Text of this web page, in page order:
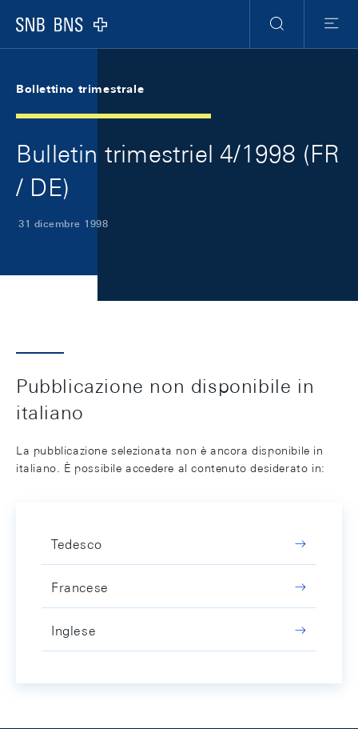
Logo
Ricerca
Menu
Bollettino trimestrale
Bulletin trimestriel 4/1998 (FR
/ DE)
31 dicembre 1998
Pubblicazione non disponibile in
italiano
La pubblicazione selezionata non è ancora disponibile in
italiano. È possibile accedere al contenuto desiderato in:
Tedesco
Francese
Inglese